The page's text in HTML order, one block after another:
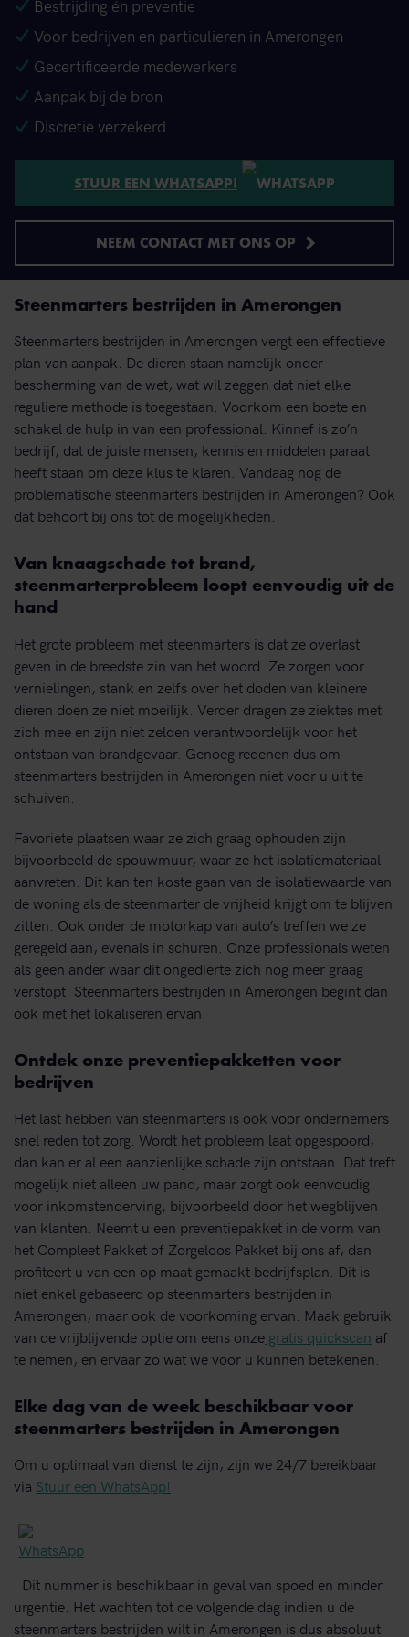
Bestrijding én preventie
Voor bedrijven en particulieren in Amerongen
Gecertificeerde medewerkers
Aanpak bij de bron
Discretie verzekerd
STUUR EEN WHATSAPP!
NEEM CONTACT MET ONS OP
Steenmarters bestrijden in Amerongen
Steenmarters bestrijden in Amerongen vergt een effectieve
plan van aanpak. De dieren staan namelijk onder
bescherming van de wet, wat wil zeggen dat niet elke
reguliere methode is toegestaan. Voorkom een boete en
schakel de hulp in van een professional. Kinnef is zo’n
bedrijf, dat de juiste mensen, kennis en middelen paraat
heeft staan om deze klus te klaren. Vandaag nog de
problematische steenmarters bestrijden in Amerongen? Ook
dat behoort bij ons tot de mogelijkheden.
Van knaagschade tot brand,
steenmarterprobleem loopt eenvoudig uit de
hand
Het grote probleem met steenmarters is dat ze overlast
geven in de breedste zin van het woord. Ze zorgen voor
vernielingen, stank en zelfs over het doden van kleinere
dieren doen ze niet moeilijk. Verder dragen ze ziektes met
zich mee en zijn niet zelden verantwoordelijk voor het
ontstaan van brandgevaar. Genoeg redenen dus om
steenmarters bestrijden in Amerongen niet voor u uit te
schuiven.
Favoriete plaatsen waar ze zich graag ophouden zijn
bijvoorbeeld de spouwmuur, waar ze het isolatiemateriaal
aanvreten. Dit kan ten koste gaan van de isolatiewaarde van
de woning als de steenmarter de vrijheid krijgt om te blijven
zitten. Ook onder de motorkap van auto’s treffen we ze
geregeld aan, evenals in schuren. Onze professionals weten
als geen ander waar dit ongedierte zich nog meer graag
verstopt. Steenmarters bestrijden in Amerongen begint dan
ook met het lokaliseren ervan.
Ontdek onze preventiepakketten voor
bedrijven
Het last hebben van steenmarters is ook voor ondernemers
snel reden tot zorg. Wordt het probleem laat opgespoord,
dan kan er al een aanzienlijke schade zijn ontstaan. Dat treft
mogelijk niet alleen uw pand, maar zorgt ook eenvoudig
voor inkomstenderving, bijvoorbeeld door het wegblijven
van klanten. Neemt u een preventiepakket in de vorm van
het Compleet Pakket of Zorgeloos Pakket bij ons af, dan
profiteert u van een op maat gemaakt bedrijfsplan. Dit is
niet enkel gebaseerd op steenmarters bestrijden in
Amerongen, maar ook de voorkoming ervan. Maak gebruik
van de vrijblijvende optie om eens onze gratis quickscan af
te nemen, en ervaar zo wat we voor u kunnen betekenen.
Elke dag van de week beschikbaar voor
steenmarters bestrijden in Amerongen
Om u optimaal van dienst te zijn, zijn we 24/7 bereikbaar
via Stuur een WhatsApp!
. Dit nummer is beschikbaar in geval van spoed en minder
urgentie. Het wachten tot de volgende dag indien u de
steenmarters bestrijden wilt in Amerongen is dus absoluut